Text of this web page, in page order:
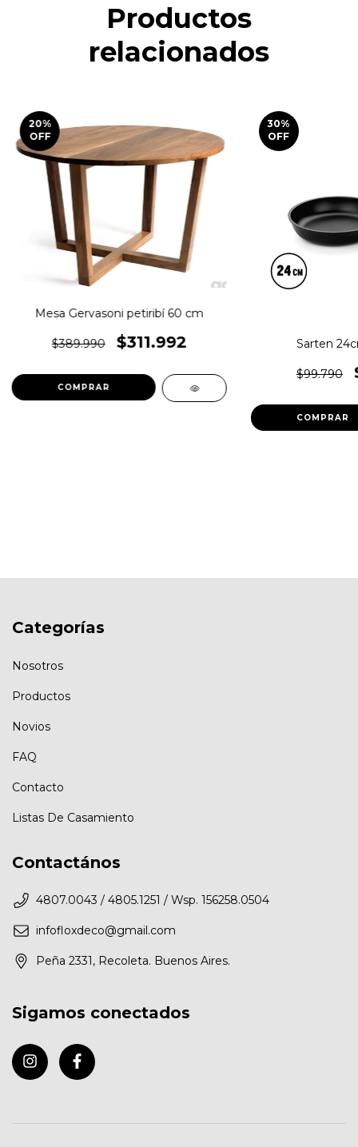
Productos
relacionados
20%
OFF
Mesa Gervasoni petiribí 60 cm
$389.990 $311.992
30%
OFF
Sarten
$99.790
Categorías
Nosotros
Productos
Novios
FAQ
Contacto
Listas De Casamiento
Contactános
4807.0043 / 4805.1251 / Wsp. 156258.0504
infofloxdeco@gmail.com
Peña 2331, Recoleta. Buenos Aires.
Sigamos conectados